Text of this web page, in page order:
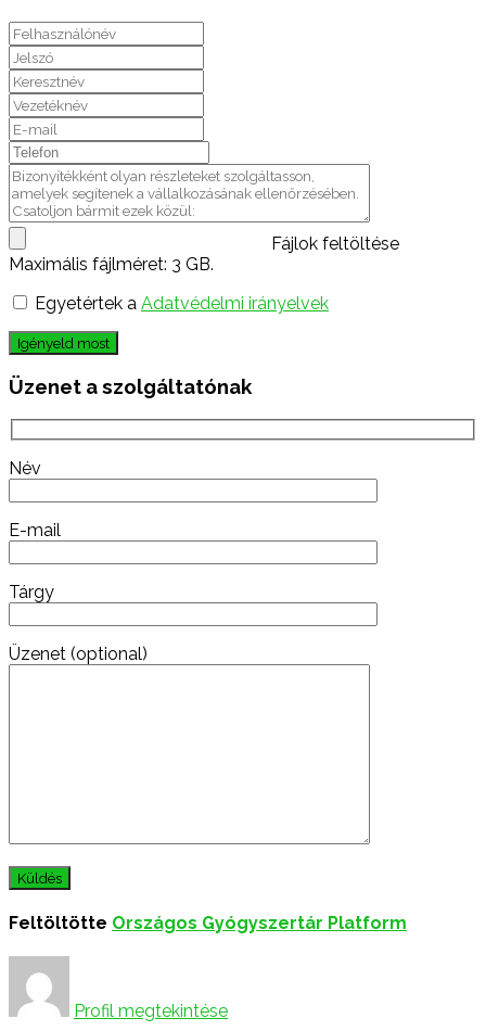
Fájlok feltöltése
Maximális fájlméret: 3 GB.
Egyetértek a Adatvédelmi irányelvek
Igényeld most
Üzenet a szolgáltatónak
Név
E-mail
Tárgy
Üzenet (optional)
Feltöltötte Országos Gyógyszertár Platform
Profil megtekintése